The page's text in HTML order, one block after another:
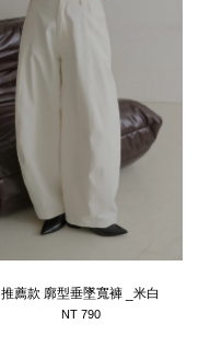
推薦款 廓型垂墜寬褲 _米白
NT 790